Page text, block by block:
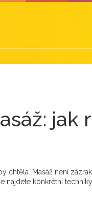
jak
chtěla. Masáž není
najdete konkrétní